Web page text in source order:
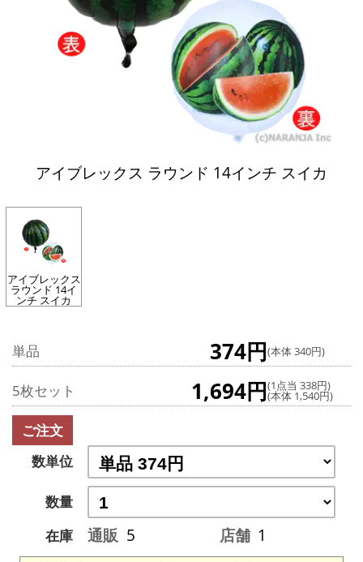
アイブレックス ラウンド 14インチ スイカ
アイブレックス
ラウンド 14イ
ンチ スイカ
単品 374円(本体 340円)
5枚セット 1,694円(1点当 338円)
(本体 1,540円)
ご注文
数単位
数量
在庫
通販 5 店舗 1